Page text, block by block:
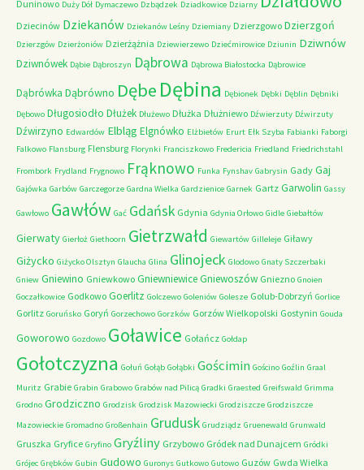
Duninowo Duży Dół Dymaczewo Dzbądzek Dziadkowice Dziarny
Dziecinów Dziekanów Dziekanów Leśny Dziemiany Dzierzgowo Dzierzgoń
Dzierzgów Dzierżoniów Dzierżążnia Dziewierzewo Dziećmirowice Dziunin Dziwnów
Dziwnówek Dąbie Dąbroszyn Dąbrowa Dąbrowa Białostocka Dąbrowice
Dąbrówka Dąbrówno Dębe Dębina Dębionek Dębki Dęblin Dębniki
Dębowo Długosiodło Dłużek Dłużewo Dłużka Dłużniewo Dźwierzuty Dźwirzuty
Dźwirzyno Edwardów Elbląg Elgnówko Elżbietów Erurt Ełk Szyba Fabianki Faborgi
Falkowo Flansburg Flensburg Florynki Franciszkowo Fredericia Friedland Friedrichstahl
Frombork Frydland Frygnowo Frąknowo Funka Fynshav Gabrysin Gady Gaj
Gajówka Garbów Garczegorze Gardna Wielka Gardzienice Garnek Gartz Garwolin Gassy
Gawłowo Gawłów Gać Gdańsk Gdynia Gdynia Orłowo Gidle Giebałtów
Gierwaty Gierłoż Giethoorn Gietrzwałd Giewartów Gilleleje Giławy
Giżycko Giżycko Olsztyn Glaucha Glina Glinojeck Glodowo Gnaty Szczerbaki
Gniew Gniewino Gniewkowo GniewniewiceGniewoszów Gniezno Gnoien
Goczałkowice Godkowo Goerlitz Golczewo Goleniów Golesze Golub-Dobrzyń Gorlice
Gorlitz Goruńsko Goryń Gorzechowo Gorzków Gorzów Wielkopolski Gostynin Gouda
Goworowo Gozdowo Goławice Gołańcz Gołdap
Gołotczyzna Gołuń Gołąb Gołąbki Gościmin Gościno Goźlin Graal
Muritz Grabie Grabin Grabowo Grabów nad Pilicą Gradki Graested Greifswald Grimma
Grodno Grodziczno Grodzisk Grodzisk Mazowiecki Grodziszcze Grodziszcze
Mazowieckie Gromadno Großenhain Grudusk Grudziądz Gruenewald Grunwald
Gruszka Gryfice Gryfino Gryźliny Grzybowo Gródek nad Dunajcem Gródki
Grójec Grębków Gubin Gudowo Guronys Gutkowo Gutowo Guzów Gwda Wielka